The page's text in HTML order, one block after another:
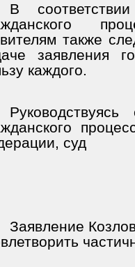
В
также
заявления
каждого.
суд
Заявление